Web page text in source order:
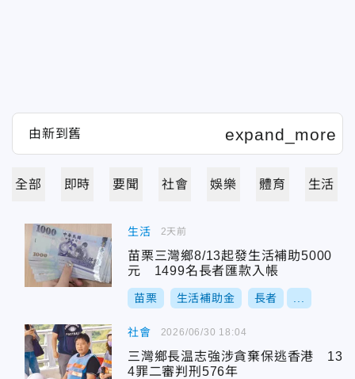
全部 即時 要聞 社會 娛樂 體育 生活
生活
苗栗三灣鄉8/13起發生活補助5000
元 1499名長者匯款入帳
苗栗 生活補助金 長者
2天前
社會
三灣鄉長温志強涉貪棄保逃香港 13
4罪二審判刑576年
2026/06/30 18:04